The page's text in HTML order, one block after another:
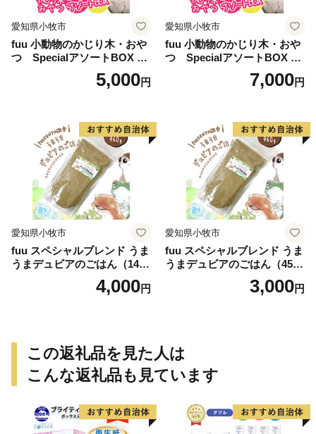
愛知県小牧市
fuu 小動物のかじり木・おや
つ SpecialアソートBOX mi
5,000円
愛知県小牧市
fuu 小動物のかじり木・おや
つ SpecialアソートBOX mi
7,000円
愛知県小牧市
fuu スペシャルブレンド うま
うまデュビアのごはん（140
4,000円
愛知県小牧市
fuu スペシャルブレンド うま
うまデュビアのごはん（45
3,000円
この返礼品を見た人は
こんな返礼品も見ています